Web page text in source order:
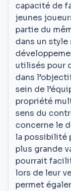
capacité de
jeunes
partie du
dans un
utilisés pour
dans
sein de
propriété
sens du
concerne le
la possibilité
plus grande
pourrait
lors de leur
permet